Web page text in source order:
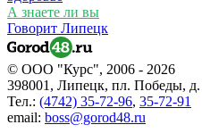
А знаете ли вы
Говорит Липецк
© ООО "Курс", 2006 - 2026
398001, Липецк, пл. Победы,
Тел.: (4742) 35-72-96, 35-72-91
email: boss@gorod48.ru